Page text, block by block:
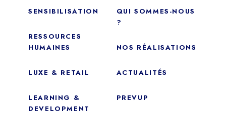
SENSIBILISATION
RESSOURCES
HUMAINES
LUXE & RETAIL
LEARNING &
DEVELOPMENT
QUI SOMMES-NOUS
?
NOS RÉALISATIONS
ACTUALITÉS
PREVUP